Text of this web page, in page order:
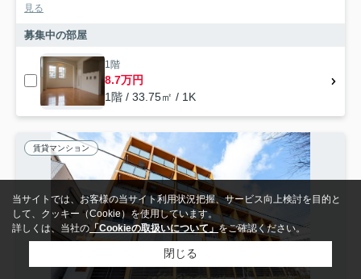
見る
募集中の部屋
1階
8.7万円
1階 / 33.75㎡ / 1K
賃貸マンション
当サイトでは、お客様の当サイト利用状況把握、サービス向上検討を目的と
して、クッキー（Cookie）を使用しています。
詳しくは、当社の 「Cookieの取扱いについて」をご確認ください。
閉じる